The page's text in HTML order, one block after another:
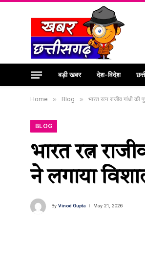
बड़ी खबर देश-विदेश
Home » Blog » भारत रत्न राजीव गांधी की
BLOG
भारत रत्न
ने लगाया
By Vinod Gupta May 21, 2026